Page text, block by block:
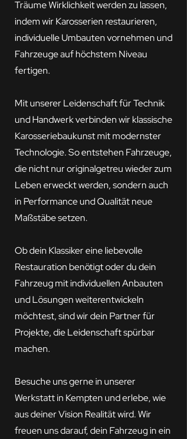
Träume Wirklichkeit werden zu lassen,
indem wir Karosserien restaurieren,
individuelle Umbauten vornehmen und
Fahrzeuge auf höchstem Niveau
fertigen.
Mit unserer Leidenschaft für Technik
und Handwerk verbinden wir klassische
Karosseriebaukunst mit modernster
Technologie. So entstehen Fahrzeuge,
die nicht nur originalgetreu wieder zum
Leben erweckt werden, sondern auch
in Performance und Qualität neue
Maßstäbe setzen.
Ob dein Klassiker eine liebevolle
Restauration benötigt oder du dein
Fahrzeug mit individuellen Anbauten
und Lösungen weiterentwickeln
möchtest, sind wir dein Partner für
Projekte, die Leidenschaft spürbar
machen.
Besuche uns gerne in unserer
Werkstatt in Kempten und erlebe, wie
aus deiner Vision Realität wird. Wir
freuen uns darauf, dein Fahrzeug in ein